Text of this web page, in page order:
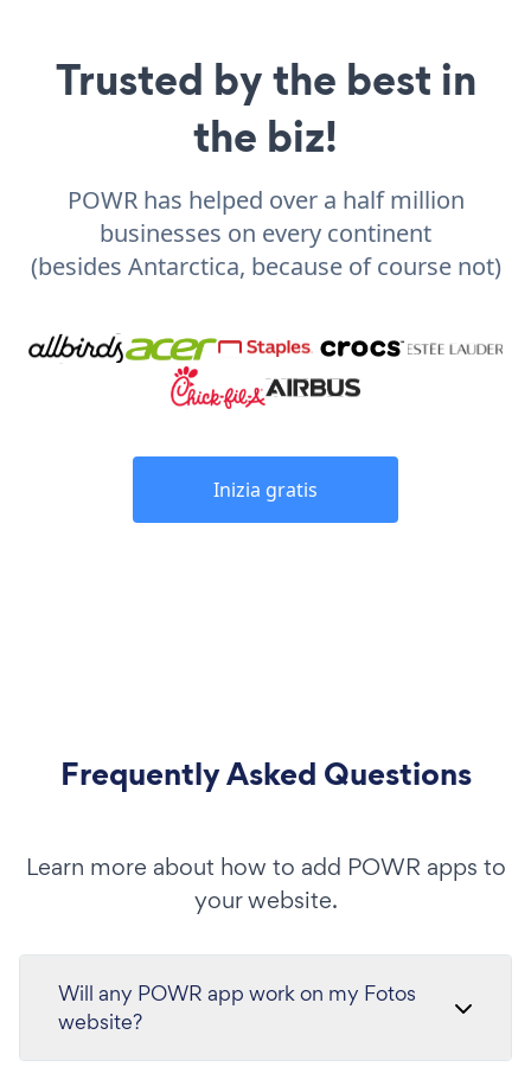
Trusted by the best in
the biz!
POWR has helped over a half million
businesses on every continent
(besides Antarctica, because of course not)
Inizia gratis
Frequently Asked Questions
Learn more about how to add POWR apps to
your website.
Will any POWR app work on my Fotos
website?